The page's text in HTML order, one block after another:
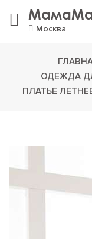
Москва
ОДЕЖДА
ПЛАТЬЕ